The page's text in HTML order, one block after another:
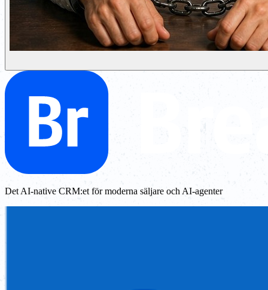
Det AI-native CRM:et för moderna säljare och AI-agenter